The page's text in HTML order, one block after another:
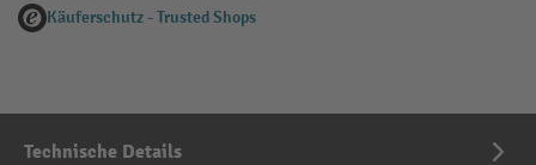
Käuferschutz - Trusted Shops
Technische Details